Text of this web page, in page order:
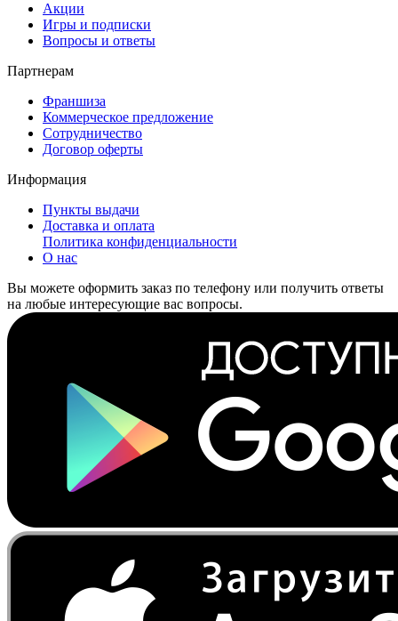
Акции
Игры и подписки
Вопросы и ответы
Партнерам
Франшиза
Коммерческое предложение
Сотрудничество
Договор оферты
Информация
Пункты выдачи
Доставка и оплата
Политика конфиденциальности
О нас
Вы можете оформить заказ по телефону или получить ответы
на любые интересующие вас вопросы.